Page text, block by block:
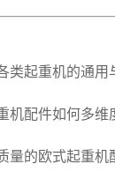
类起重机的通用
机配件如何多维
量的欧式起重